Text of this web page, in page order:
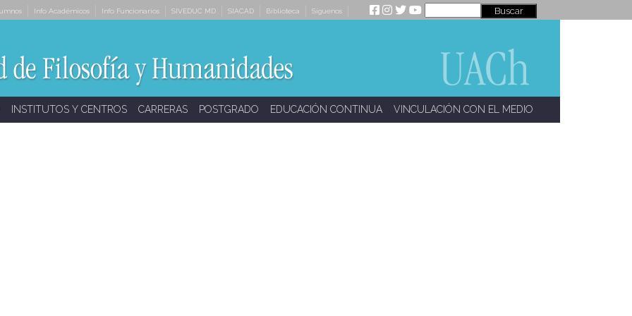
Info Académicos Info Funcionarios SIVEDUC MD SIACAD Biblioteca Síguenos
INSTITUTOS Y CENTROS CARRERAS POSTGRADO EDUCACIÓN CONTINUA VINCULACIÓN CON EL MEDIO